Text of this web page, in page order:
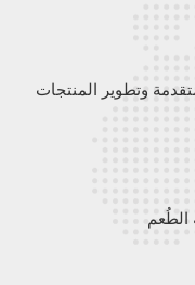
وتطوير المنتجات
الطُعم